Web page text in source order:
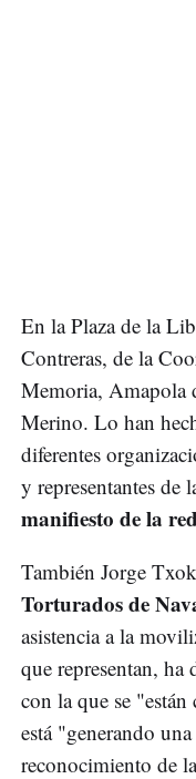
En la Plaza de la
Contreras, de la
Memoria, Amapola
Merino. Lo han
diferentes
y representantes de
manifiesto de la red
También Jorge
Torturados de
asistencia a la
que representan, ha
con la que se
está "generando
reconocimiento de